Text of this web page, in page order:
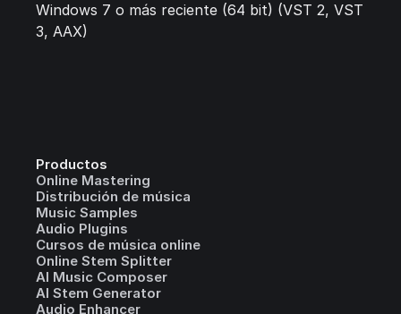
Windows 7 o más reciente (64 bit) (VST 2, VST
3, AAX)
Productos
Online Mastering
Distribución de música
Music Samples
Audio Plugins
Cursos de música online
Online Stem Splitter
AI Music Composer
AI Stem Generator
Audio Enhancer